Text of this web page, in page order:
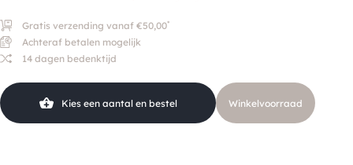
Gratis verzending vanaf €50,00*
Achteraf betalen mogelijk
14 dagen bedenktijd
Kies een aantal en bestel Winkelvoorraad